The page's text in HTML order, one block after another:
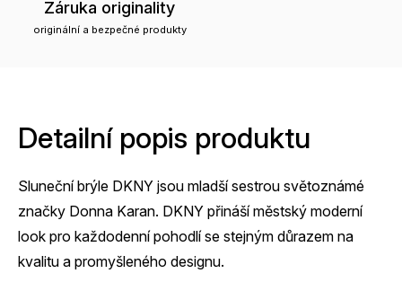
Záruka originality
originální a bezpečné produkty
Detailní popis produktu
Sluneční brýle DKNY jsou mladší sestrou světoznámé
značky Donna Karan. DKNY přináší městský moderní
look pro každodenní pohodlí se stejným důrazem na
kvalitu a promyšleného designu.